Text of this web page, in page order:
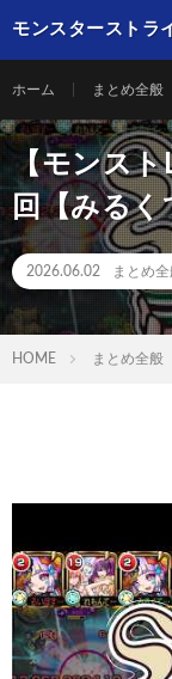
モンスターストラ
ホーム まとめ全般
【モンス
回【みるく
2026.06.02 まとめ
HOME まとめ全般